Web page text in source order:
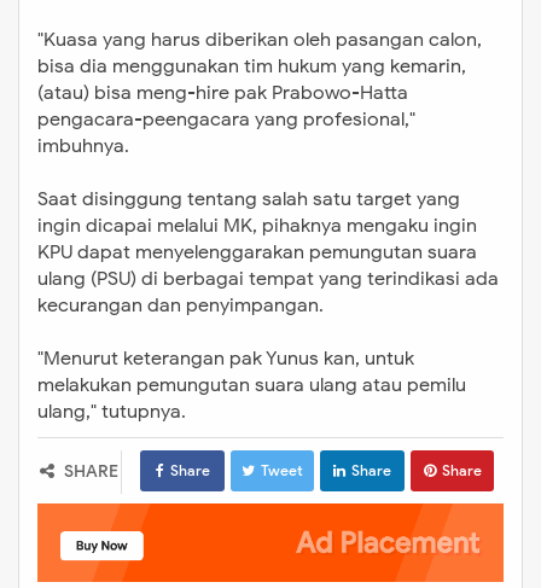
"Kuasa yang harus diberikan oleh pasangan calon,
bisa dia menggunakan tim hukum yang kemarin,
(atau) bisa meng-hire pak Prabowo-Hatta
pengacara-peengacara yang profesional,"
imbuhnya.
Saat disinggung tentang salah satu target yang
ingin dicapai melalui MK, pihaknya mengaku ingin
KPU dapat menyelenggarakan pemungutan suara
ulang (PSU) di berbagai tempat yang terindikasi ada
kecurangan dan penyimpangan.
"Menurut keterangan pak Yunus kan, untuk
melakukan pemungutan suara ulang atau pemilu
ulang," tutupnya.
SHARE Share Tweet Share Share